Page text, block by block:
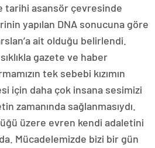
tarihi asansör çevresinde
yapılan DNA sonucuna göre
ait olduğu belirlendi.
gazete ve haber
tek sebebi kızımın
için daha çok insana sesimizi
zamanında sağlanmasıydı.
üzere evren kendi adaletini
Mücadelemizde bizi bir gün